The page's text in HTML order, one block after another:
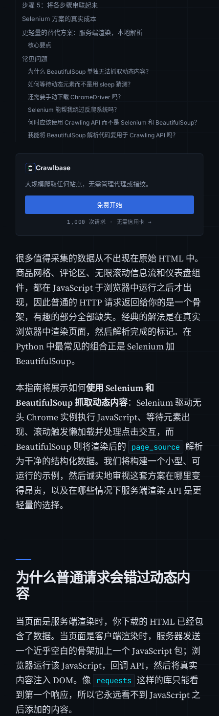
步骤 5：将各步骤串联起来
Selenium 方案的真实成本
更轻量的替代方案：服务端渲染，本地解析
核心要点
常见问题
为什么 BeautifulSoup 单独无法抓取动态内容？
如何等待动态元素而不是用 sleep 猜测？
还需要手动下载 ChromeDriver 吗？
Selenium 能帮我绕过反爬系统吗？
何时应该使用 Crawling API 而不是 Selenium 和 BeautifulSoup？
我能将 BeautifulSoup 解析代码复用于 Crawling API 吗？
Crawlbase
大规模爬取任何站点，无需管理代理或指纹。
免费开始
1,000 次请求 · 无需信用卡 →
很多值得采集的数据从不出现在原始 HTML 中。
商品网格、评论区、无限滚动信息流和仪表盘组
件，都在 JavaScript 于浏览器中运行之后才出
现，因此普通的 HTTP 请求返回给你的是一个骨
架，有趣的部分全部缺失。经典的解法是在真实
浏览器中渲染页面，然后解析完成的标记。在
Python 中最常见的组合正是 Selenium 加
BeautifulSoup。
本指南将展示如何使用 Selenium 和
BeautifulSoup 抓取动态内容：Selenium 驱动无
头 Chrome 实例执行 JavaScript、等待元素出
现、滚动触发懒加载并处理点击交互，而
BeautifulSoup 则将渲染后的
page_source 解析
为干净的结构化数据。我们将构建一个小型、可
运行的示例，然后诚实地审视这套方案在哪里变
得昂贵，以及在哪些情况下服务端渲染 API 是更
轻量的选择。
为什么普通请求会错过动态内
容
当页面是服务端渲染时，你下载的 HTML 已经包
含了数据。当页面是客户端渲染时，服务器发送
一个近乎空白的骨架加上一个 JavaScript 包；浏
览器运行该 JavaScript，回调 API，然后将真实
内容注入 DOM。像 requests 这样的库只能看
到第一个响应，所以它永远看不到 JavaScript 之
后添加的内容。